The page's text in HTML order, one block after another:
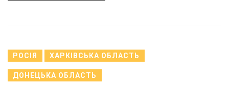
РОСІЯ ХАРКІВСЬКА ОБЛАСТЬ
ДОНЕЦЬКА ОБЛАСТЬ